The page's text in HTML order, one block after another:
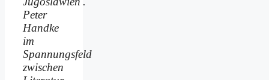
Peter
Handke
im
Spannungsfeld
zwischen